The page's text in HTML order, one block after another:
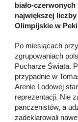
biało-
największej
Olimpijskie w
Po miesiącach
zgrupowaniach
Pucharze Świata.
przypadnie w
Arenie Lodowej
reprezentacji. Nie
panczenistów, a
zadeklarowali